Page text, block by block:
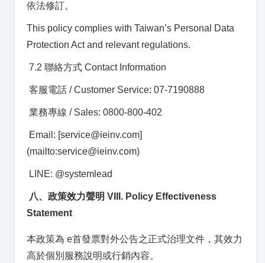
依法修訂。
This policy complies with Taiwan’s Personal Data
Protection Act and relevant regulations.
7.2 聯絡方式 Contact Information
客服電話 / Customer Service: 07-7190888
業務專線 / Sales: 0800-800-402
Email: [service@ieinv.com]
(mailto:service@ieinv.com)
LINE: @systemlead
八、政策效力聲明 VIII. Policy Effectiveness
Statement
本政策為 e首發票對外公告之正式治理文件，其效力
高於個別服務說明或行銷內容。